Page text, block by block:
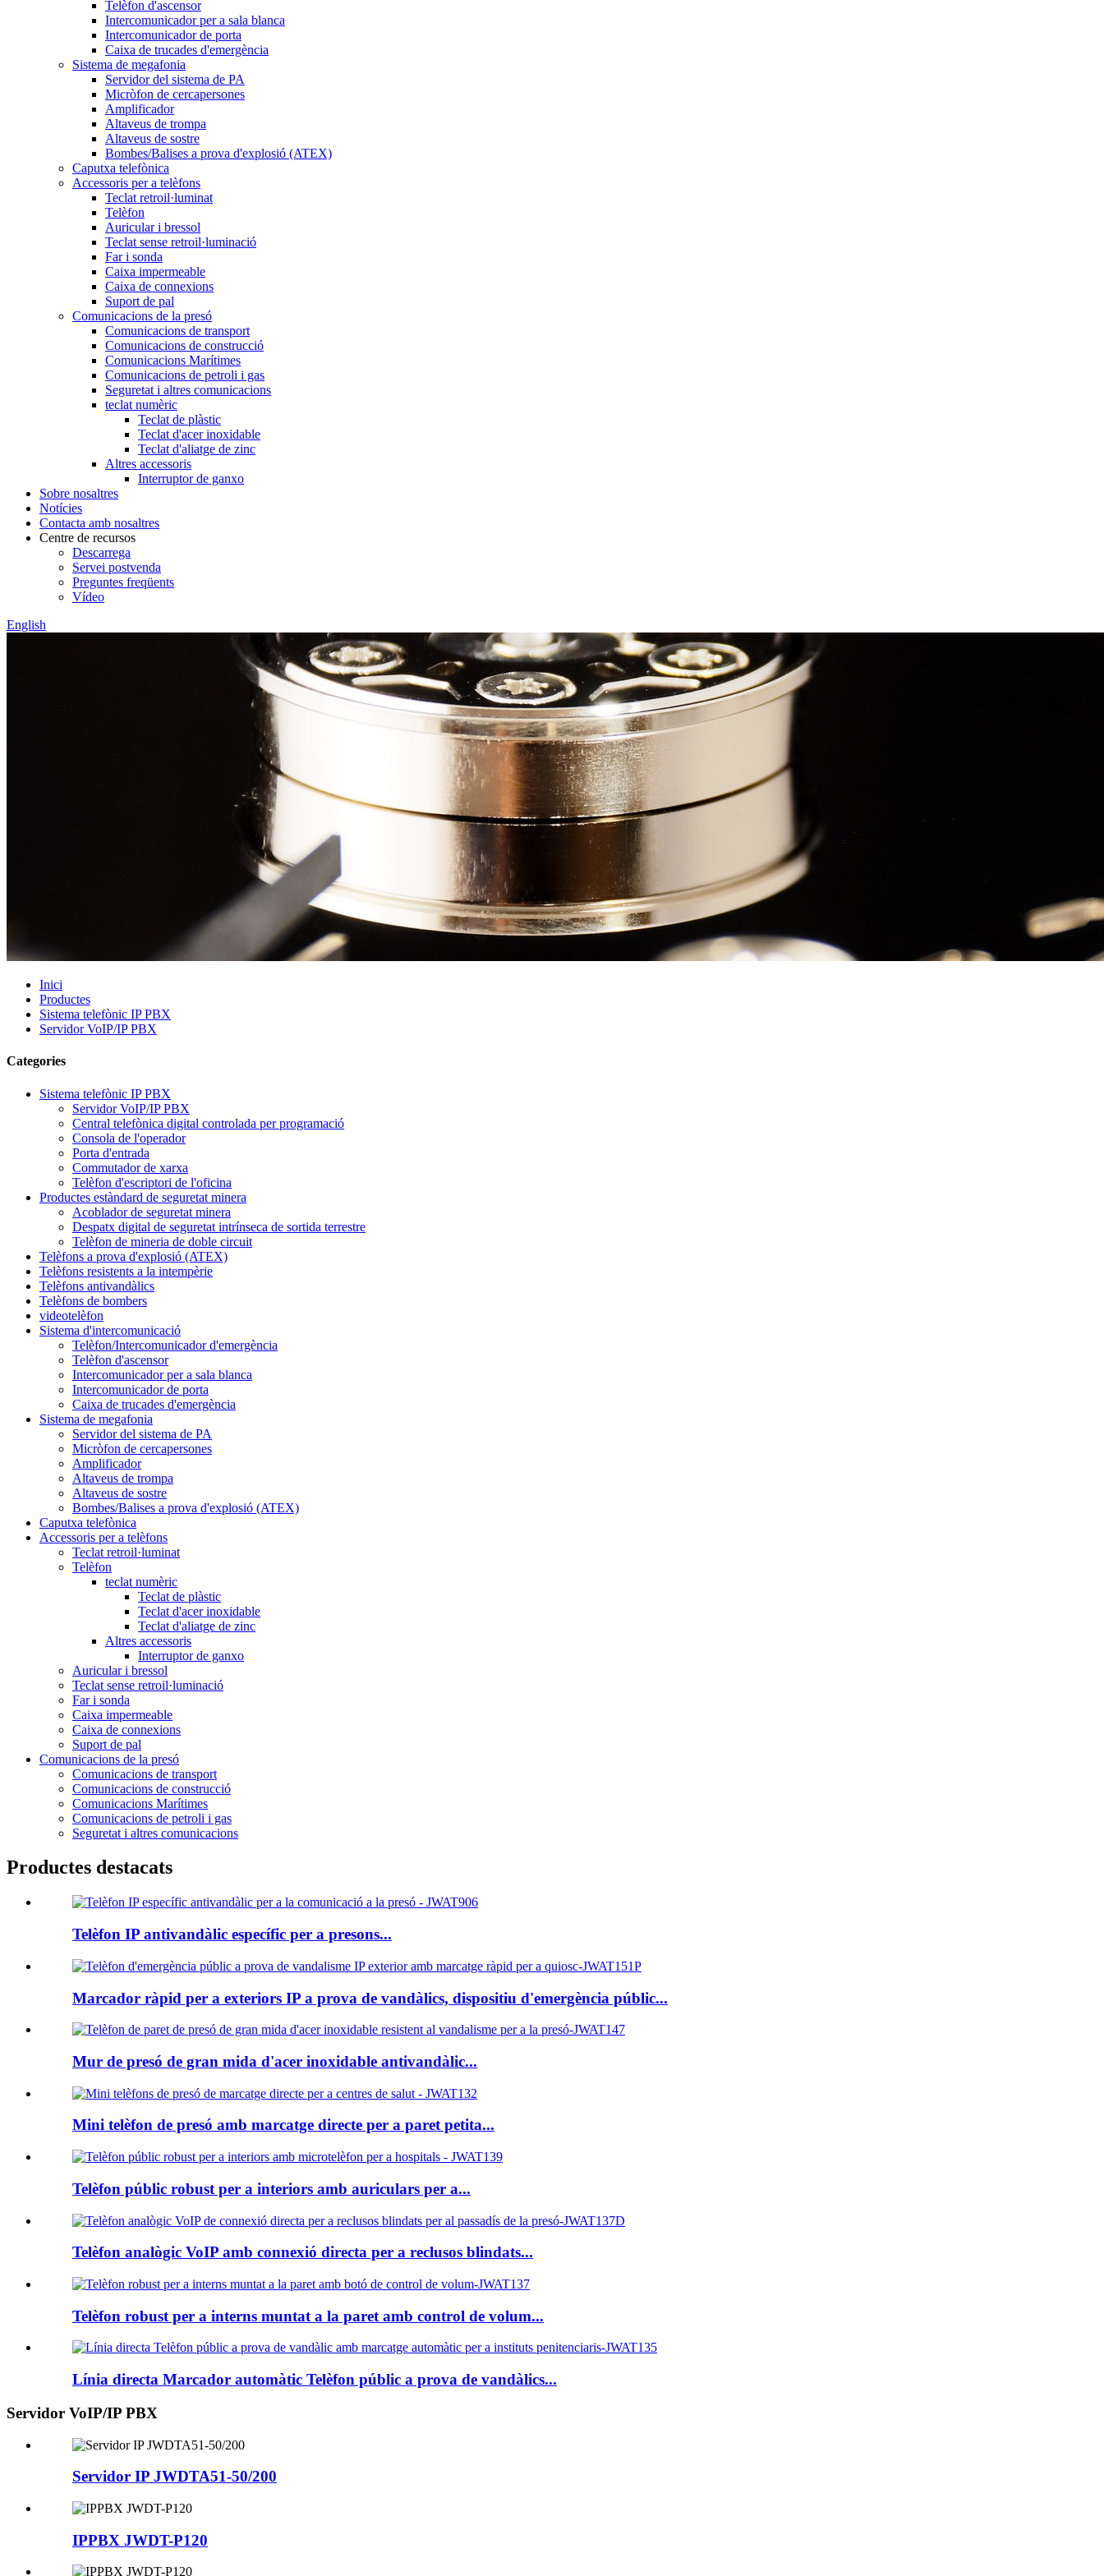
Telèfon d'ascensor
Intercomunicador per a sala blanca
Intercomunicador de porta
Caixa de trucades d'emergència
Sistema de megafonia
Servidor del sistema de PA
Micròfon de cercapersones
Amplificador
Altaveus de trompa
Altaveus de sostre
Bombes/Balises a prova d'explosió (ATEX)
Caputxa telefònica
Accessoris per a telèfons
Teclat retroil·luminat
Telèfon
Auricular i bressol
Teclat sense retroil·luminació
Far i sonda
Caixa impermeable
Caixa de connexions
Suport de pal
Comunicacions de la presó
Comunicacions de transport
Comunicacions de construcció
Comunicacions Marítimes
Comunicacions de petroli i gas
Seguretat i altres comunicacions
teclat numèric
Teclat de plàstic
Teclat d'acer inoxidable
Teclat d'aliatge de zinc
Altres accessoris
Interruptor de ganxo
Sobre nosaltres
Notícies
Contacta amb nosaltres
Centre de recursos
Descarrega
Servei postvenda
Preguntes freqüents
Vídeo
English
Inici
Productes
Sistema telefònic IP PBX
Servidor VoIP/IP PBX
Categories
Sistema telefònic IP PBX
Servidor VoIP/IP PBX
Central telefònica digital controlada per programació
Consola de l'operador
Porta d'entrada
Commutador de xarxa
Telèfon d'escriptori de l'oficina
Productes estàndard de seguretat minera
Acoblador de seguretat minera
Despatx digital de seguretat intrínseca de sortida terrestre
Telèfon de mineria de doble circuit
Telèfons a prova d'explosió (ATEX)
Telèfons resistents a la intempèrie
Telèfons antivandàlics
Telèfons de bombers
videotelèfon
Sistema d'intercomunicació
Telèfon/Intercomunicador d'emergència
Telèfon d'ascensor
Intercomunicador per a sala blanca
Intercomunicador de porta
Caixa de trucades d'emergència
Sistema de megafonia
Servidor del sistema de PA
Micròfon de cercapersones
Amplificador
Altaveus de trompa
Altaveus de sostre
Bombes/Balises a prova d'explosió (ATEX)
Caputxa telefònica
Accessoris per a telèfons
Teclat retroil·luminat
Telèfon
teclat numèric
Teclat de plàstic
Teclat d'acer inoxidable
Teclat d'aliatge de zinc
Altres accessoris
Interruptor de ganxo
Auricular i bressol
Teclat sense retroil·luminació
Far i sonda
Caixa impermeable
Caixa de connexions
Suport de pal
Comunicacions de la presó
Comunicacions de transport
Comunicacions de construcció
Comunicacions Marítimes
Comunicacions de petroli i gas
Seguretat i altres comunicacions
Productes destacats
Telèfon IP antivandàlic específic per a presons...
Marcador ràpid per a exteriors IP a prova de vandàlics, dispositiu d'emergència públic...
Mur de presó de gran mida d'acer inoxidable antivandàlic...
Mini telèfon de presó amb marcatge directe per a paret petita...
Telèfon públic robust per a interiors amb auriculars per a...
Telèfon analògic VoIP amb connexió directa per a reclusos blindats...
Telèfon robust per a interns muntat a la paret amb control de volum...
Línia directa Marcador automàtic Telèfon públic a prova de vandàlics...
Servidor VoIP/IP PBX
Servidor IP JWDTA51-50/200
IPPBX JWDT-P120